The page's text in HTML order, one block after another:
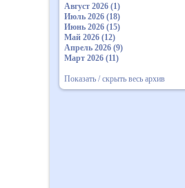
Август 2026 (1)
Июль 2026 (18)
Июнь 2026 (15)
Май 2026 (12)
Апрель 2026 (9)
Март 2026 (11)
Показать / скрыть весь архив